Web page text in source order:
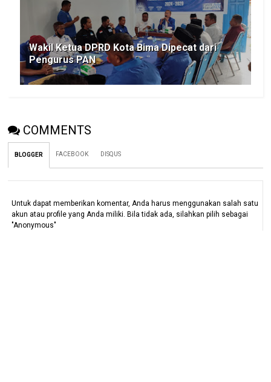
Wakil Ketua DPRD Kota Bima Dipecat dari
Pengurus PAN
COMMENTS
BLOGGER FACEBOOK DISQUS
Untuk dapat memberikan komentar, Anda harus menggunakan salah satu
akun atau profile yang Anda miliki. Bila tidak ada, silahkan pilih sebagai
"Anonymous"